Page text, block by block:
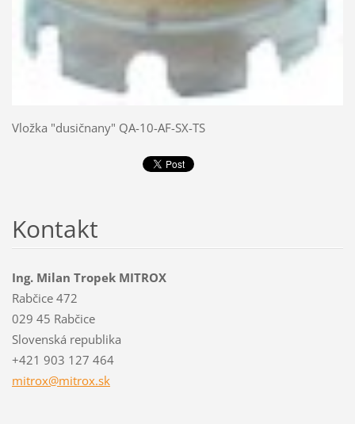
Vložka "dusičnany" QA-10-AF-SX-TS
Kontakt
Ing. Milan Tropek MITROX
Rabčice 472
029 45 Rabčice
Slovenská republika
+421 903 127 464
mitrox@mitrox.sk